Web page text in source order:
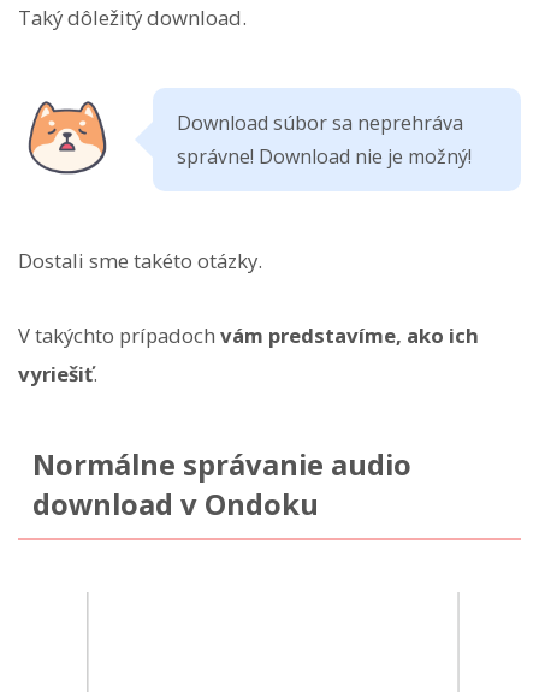
Taký dôležitý download.
Download súbor sa neprehráva
správne! Download nie je možný!
Dostali sme takéto otázky.
V takýchto prípadoch vám predstavíme, ako ich
vyriešiť.
Normálne správanie audio
download v Ondoku